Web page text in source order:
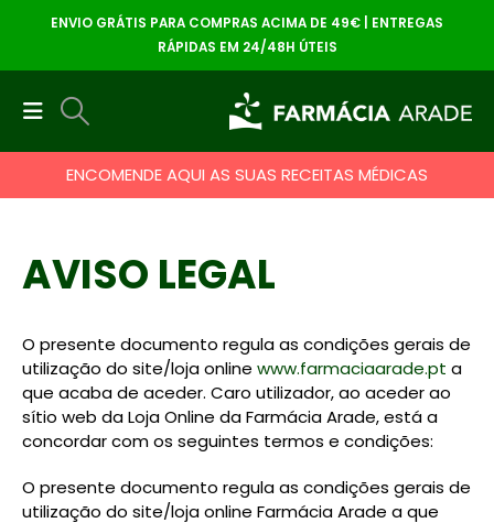
ENVIO GRÁTIS PARA COMPRAS ACIMA DE 49€ | ENTREGAS
RÁPIDAS EM 24/48H ÚTEIS
ENCOMENDE AQUI AS SUAS RECEITAS MÉDICAS
AVISO LEGAL
O presente documento regula as condições gerais de
utilização do site/loja online www.farmaciaarade.pt a
que acaba de aceder. Caro utilizador, ao aceder ao
sítio web da Loja Online da Farmácia Arade, está a
concordar com os seguintes termos e condições:
O presente documento regula as condições gerais de
utilização do site/loja online Farmácia Arade a que